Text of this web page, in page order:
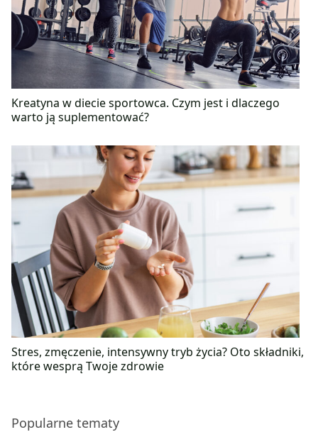
Kreatyna w diecie sportowca. Czym jest i dlaczego
warto ją suplementować?
Stres, zmęczenie, intensywny tryb życia? Oto składniki,
które wesprą Twoje zdrowie
Popularne tematy